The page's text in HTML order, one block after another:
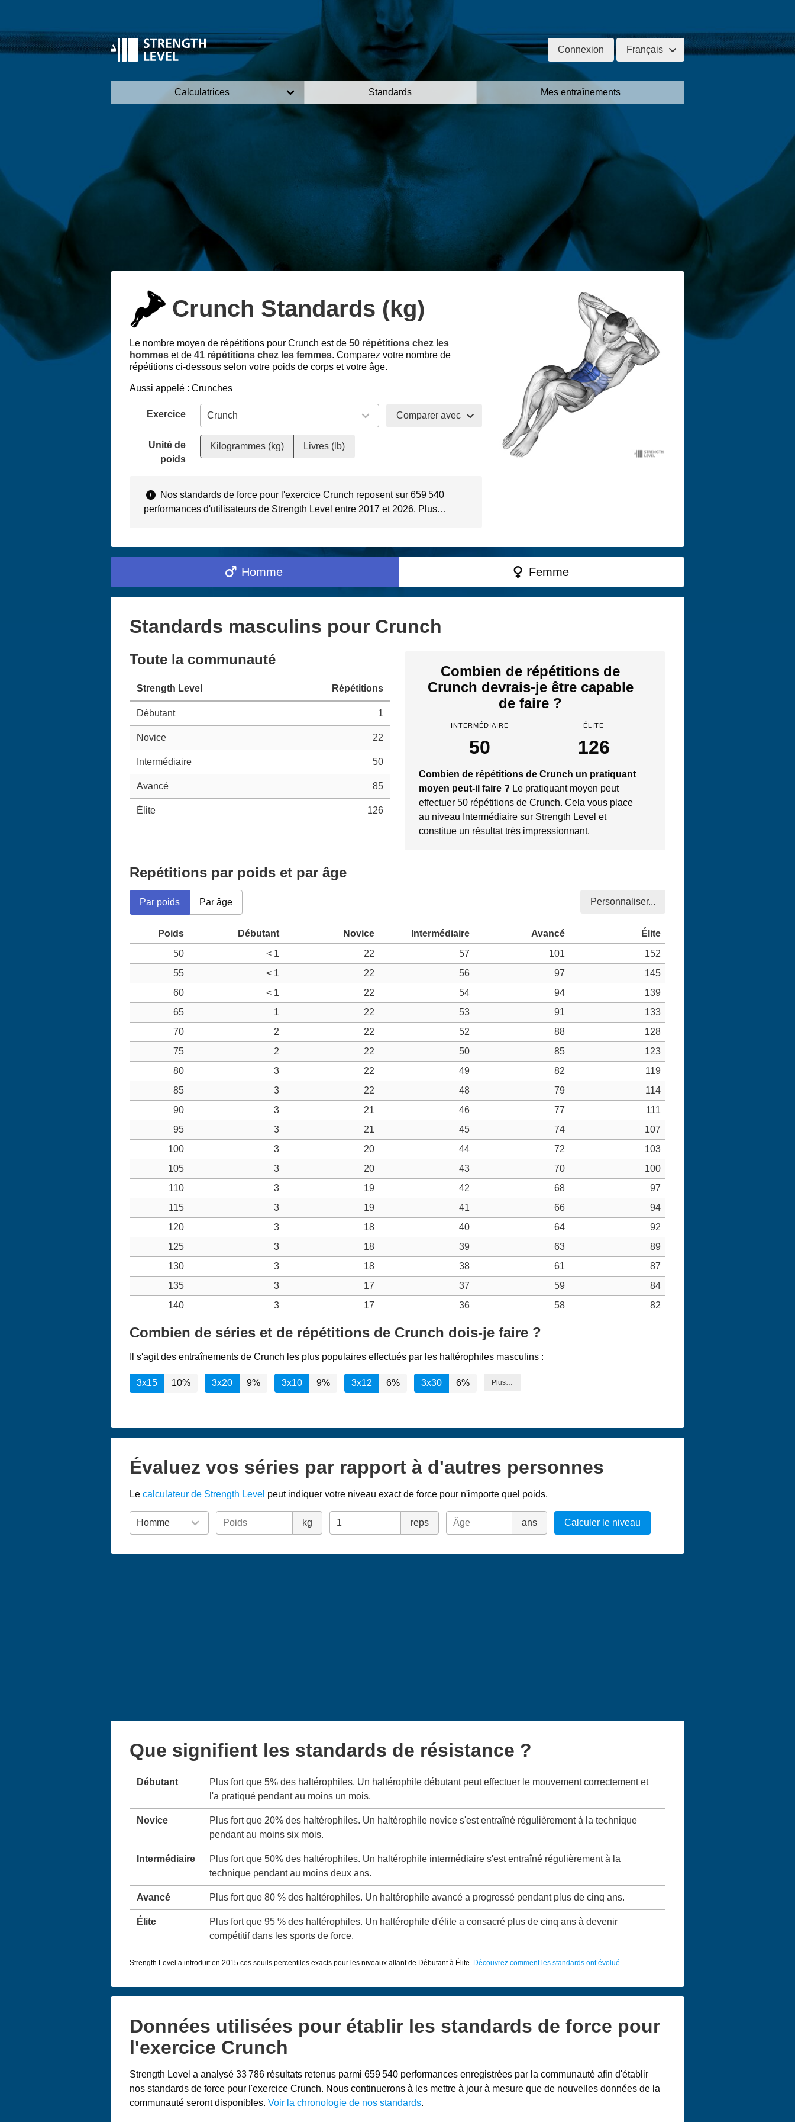
Connexion Français
Calculatrices Standards Mes entraînements
Crunch Standards (kg)
Le nombre moyen de répétitions pour Crunch est de 50 répétitions chez les
hommes et de 41 répétitions chez les femmes. Comparez votre nombre de
répétitions ci-dessous selon votre poids de corps et votre âge.
Aussi appelé : Crunches
Exercice Comparer avec
Unité de
poids
Kilogrammes (kg) Livres (lb)
Nos standards de force pour l'exercice Crunch reposent sur 659 540
performances d'utilisateurs de Strength Level entre 2017 et 2026. Plus…
Homme Femme
Standards masculins pour Crunch
Toute la communauté
Strength Level Répétitions
Débutant 1
Novice 22
Intermédiaire 50
Avancé 85
Élite 126
Combien de répétitions de
Crunch devrais-je être capable
de faire ?
INTERMÉDIAIRE
50
ÉLITE
126
Combien de répétitions de Crunch un pratiquant
moyen peut-il faire ? Le pratiquant moyen peut
effectuer 50 répétitions de Crunch. Cela vous place
au niveau Intermédiaire sur Strength Level et
constitue un résultat très impressionnant.
Repétitions par poids et par âge
Par poids Par âge Personnaliser...
50 < 1 22 57 101
152
55
< 1 22 56 97
145
60
< 1 22 54 94
139
65
1 22 53 91
133
70
2 22 52 88
128
75
2 22 50 85
123
80
3 22 49 82
119
85
3 22 48 79
114
90
3 21 46 77
111
95
3 21 45 74
107
100
3 20 44 72
103
105
3 20 43 70
100
110
3 19 42 68
97
115
3 19 41 66
94
120
3 18 40 64
92
125
3 18 39 63
89
130
3 18 38 61
87
135
3 17 37 59
84
140
3 17 36 58 82
Combien de séries et de répétitions de Crunch dois-je faire ?
Il s'agit des entraînements de Crunch les plus populaires effectués par les haltérophiles masculins :
3x15 10% 3x20 9% 3x10 9% 3x12 6% 3x30 6% Plus…
Évaluez vos séries par rapport à d'autres personnes
Le calculateur de Strength Level peut indiquer votre niveau exact de force pour n'importe quel poids.
kg reps ans Calculer le niveau
Que signifient les standards de résistance ?
Débutant
Plus fort que 5% des haltérophiles. Un haltérophile débutant peut effectuer le mouvement correctement et
l'a pratiqué pendant au moins un mois.
Novice
Plus fort que 20% des haltérophiles. Un haltérophile novice s'est entraîné régulièrement à la technique
pendant au moins six mois.
Intermédiaire
Plus fort que 50% des haltérophiles. Un haltérophile intermédiaire s'est entraîné régulièrement à la
technique pendant au moins deux ans.
Avancé Plus fort que 80 % des haltérophiles. Un haltérophile avancé a progressé pendant plus de cinq ans.
Élite
Plus fort que 95 % des haltérophiles. Un haltérophile d'élite a consacré plus de cinq ans à devenir
compétitif dans les sports de force.
Strength Level a introduit en 2015 ces seuils percentiles exacts pour les niveaux allant de Débutant à Élite. Découvrez comment les standards ont évolué.
Données utilisées pour établir les standards de force pour
l'exercice Crunch
Strength Level a analysé 33 786 résultats retenus parmi 659 540 performances enregistrées par la communauté afin d'établir
nos standards de force pour l'exercice Crunch. Nous continuerons à les mettre à jour à mesure que de nouvelles données de la
communauté seront disponibles. Voir la chronologie de nos standards.